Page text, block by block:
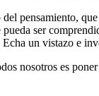
pensamiento,
ser
un vistazo e
nosotros es